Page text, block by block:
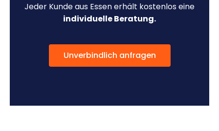
Jeder Kunde aus Essen erhält kostenlos eine
individuelle Beratung.
Unverbindlich anfragen